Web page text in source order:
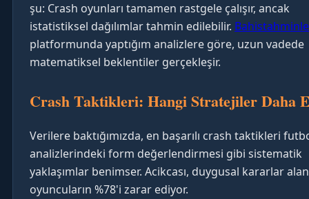
şu: Crash oyunları tamamen rastgele çalışır, ancak
istatistiksel dağılımlar tahmin edilebilir.
platformunda yaptığım analizlere göre, uzun vadede
matematiksel beklentiler gerçekleşir.
Crash Taktikleri: Hangi Stratejiler Daha
Verilere baktığımızda, en başarılı crash taktikleri
analizlerindeki form değerlendirmesi gibi sistematik
yaklaşımlar benimser. Acikcası, duygusal kararlar alan
oyuncuların %78'i zarar ediyor.